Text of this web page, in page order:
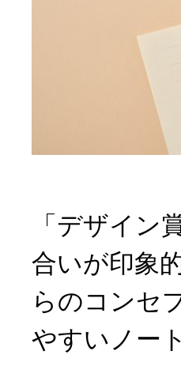
「デザイン
合いが印象
らのコンセ
やすいノー